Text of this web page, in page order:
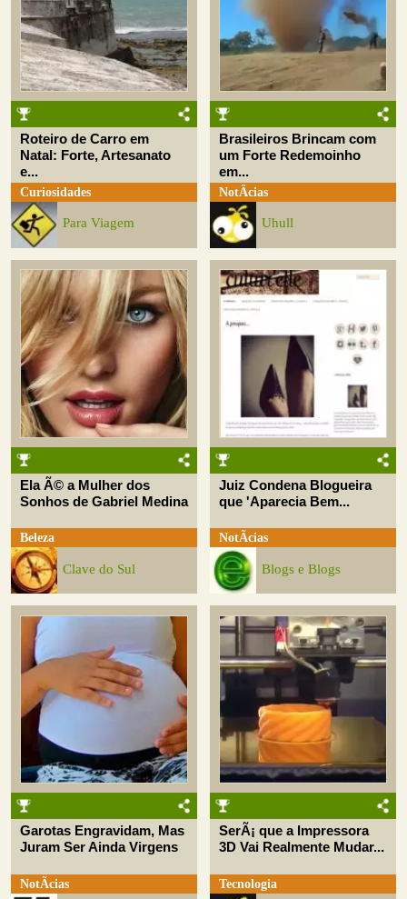
Roteiro de Carro em
Natal: Forte, Artesanato
e...
Curiosidades
Para Viagem
Brasileiros Brincam com
um Forte Redemoinho
em...
NotÃ­cias
Uhull
Ela Ã© a Mulher dos
Sonhos de Gabriel Medina
Beleza
Clave do Sul
Juiz Condena Blogueira
que 'Aparecia Bem...
NotÃ­cias
Blogs e Blogs
Garotas Engravidam, Mas
Juram Ser Ainda Virgens
NotÃ­cias
SerÃ¡ que a Impressora
3D Vai Realmente Mudar...
Tecnologia